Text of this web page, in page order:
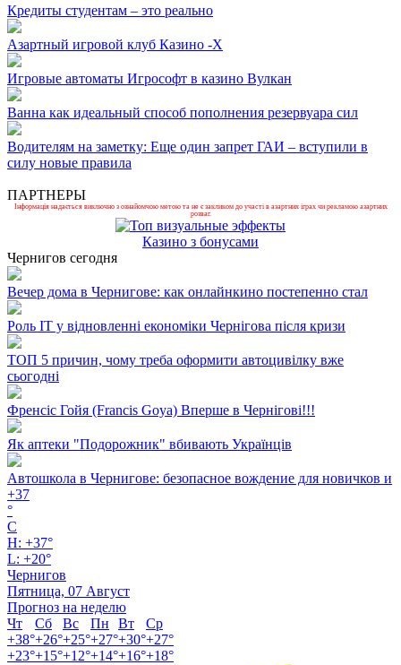
Кредиты студентам – это реально
Азартный игровой клуб Казино -Х
Игровые автоматы Игрософт в казино Вулкан
Ванна как идеальный способ пополнения резервуара сил
Водителям на заметку: Еще один запрет ГАИ – вступили в
силу новые правила
ПАРТНЕРЫ
Інформація надається виключно з ознайомчою метою та не є закликом до участі в азартних іграх чи рекламою азартних
розваг.
Казино з бонусами
Чернигов сегодня
Вечер дома в Чернигове: как онлайнкино постепенно стал
Роль ІТ у відновленні економіки Чернігова після кризи
ТОП 5 причин, чому треба оформити автоцивілку вже
сьогодні
Френсіс Гойя (Francis Goya) Вперше в Чернігові!!!
Як аптеки "Подорожник" вбивають Українців
Автошкола в Чернигове: безопасное вождение для новичков и
+37
°
C
H: +37°
L: +20°
Чернигов
Пятница, 07 Август
Прогноз на неделю
Чт
Сб Вс Пн Вт
Ср
+38°+26°+25°+27°+30°+27°
+23°+15°+12°+14°+16°+18°